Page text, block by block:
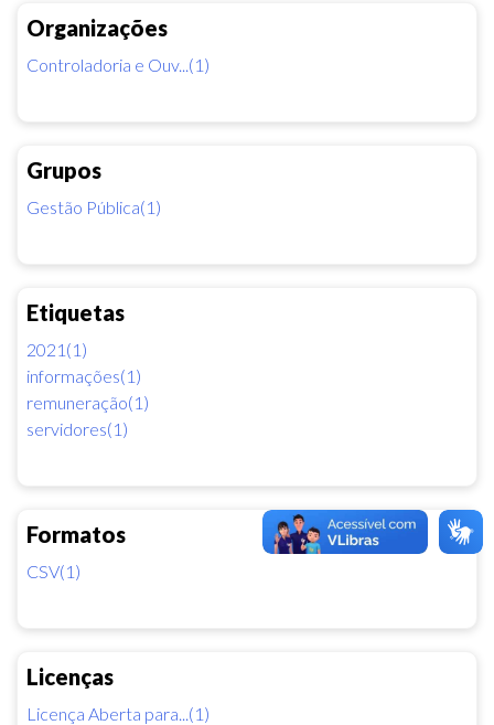
Organizações
Controladoria e Ouv...(1)
Grupos
Gestão Pública(1)
Etiquetas
2021(1)
informações(1)
remuneração(1)
servidores(1)
Formatos
CSV(1)
Licenças
Licença Aberta para...(1)